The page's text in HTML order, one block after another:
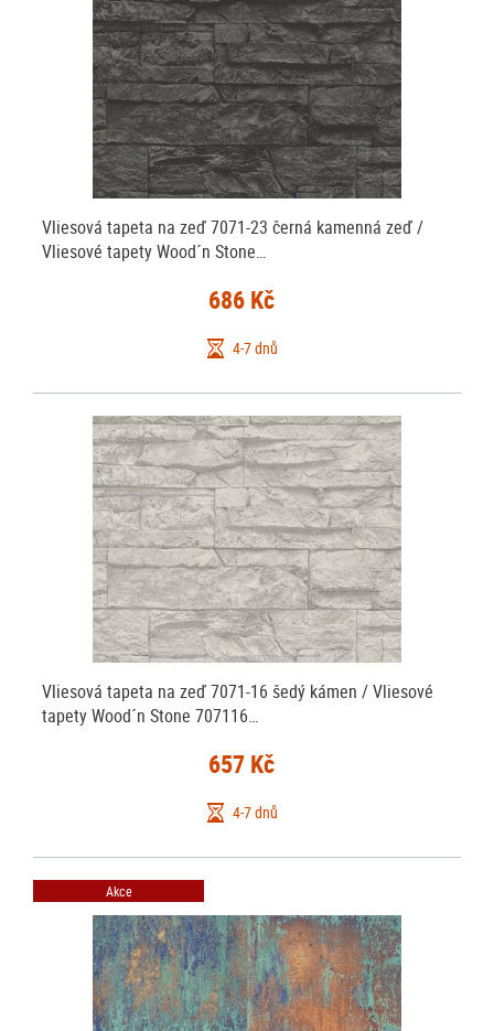
Vliesová tapeta na zeď 7071-23 černá kamenná zeď /
Vliesové tapety Wood´n Stone…
686 Kč
4-7 dnů
Vliesová tapeta na zeď 7071-16 šedý kámen / Vliesové
tapety Wood´n Stone 707116…
657 Kč
4-7 dnů
Akce